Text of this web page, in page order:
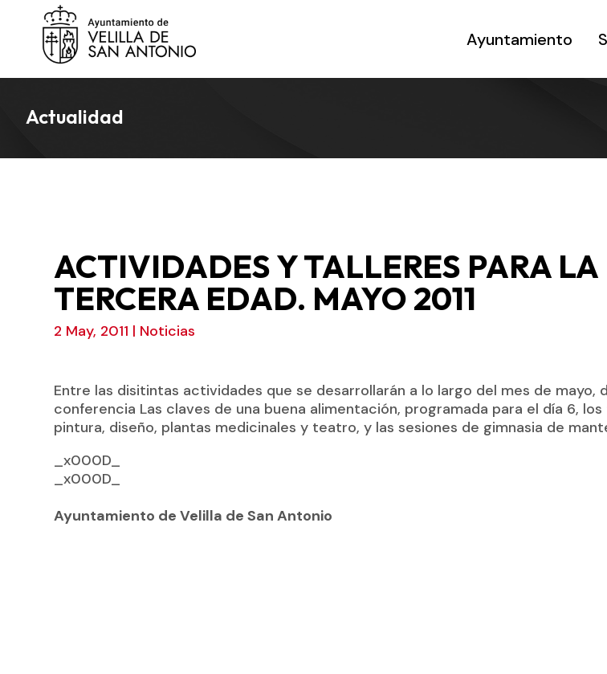
Ayuntamiento
Actualidad
ACTIVIDADES Y TALLERES PARA LA
TERCERA EDAD. MAYO 2011
2 May, 2011 | Noticias
Entre las disitintas actividades que se desarrollarán a lo largo del mes de mayo,
conferencia Las claves de una buena alimentación, programada para el día 6,
pintura, diseño, plantas medicinales y teatro, y las sesiones de gimnasia de
_x000D_
_x000D_
Ayuntamiento de Velilla de San Antonio